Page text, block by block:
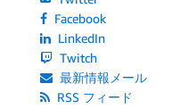
Facebook
LinkedIn
Twitch
最新情報メール
RSS フィード